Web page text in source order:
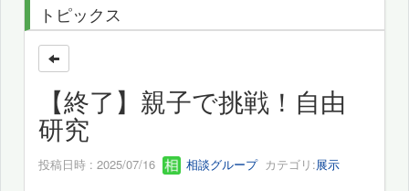
トピックス
【終了】親子で挑戦！自由
研究
投稿日時 : 2025/07/16 相談グループカテゴリ:展示